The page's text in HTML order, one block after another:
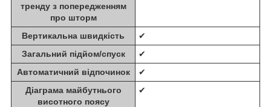
тренду з попередженням
про шторм
Вертикальна швидкість
✔
Загальний підйом/спуск
✔
Автоматичний відпочинок
✔
Діаграма майбутнього
висотного поясу
✔